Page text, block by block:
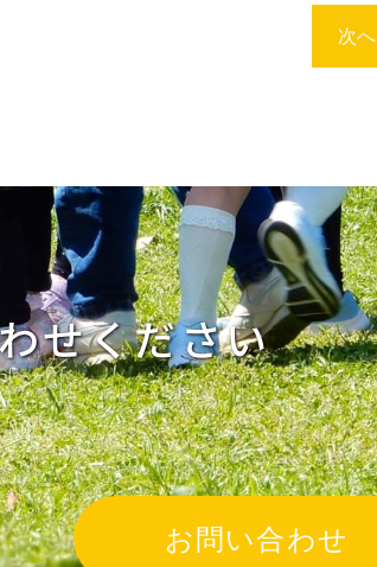
次へ
せください
お問い合わせ